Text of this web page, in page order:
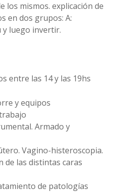
los mismos. explicación de
en dos grupos: A:
y luego invertir.
entre las 14 y las 19hs
y equipos
Armado y
Vagino-histeroscopia.
de las distintas caras
de patologías